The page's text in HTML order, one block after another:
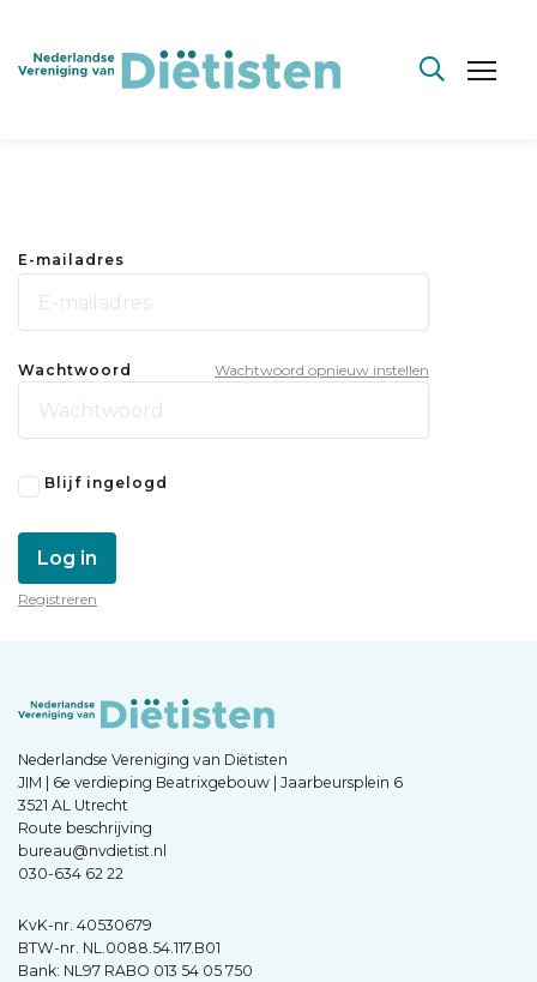
E-mailadres
Wachtwoord Wachtwoord opnieuw instellen
Blijf ingelogd
Log in
Registreren
Nederlandse Vereniging van Diëtisten
JIM | 6e verdieping Beatrixgebouw | Jaarbeursplein 6
3521 AL Utrecht
Route beschrijving
bureau@nvdietist.nl
030-634 62 22
KvK-nr. 40530679
BTW-nr. NL.0088.54.117.B01
Bank: NL97 RABO 013 54 05 750